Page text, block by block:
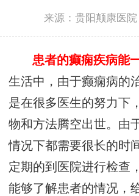
来源：贵阳颠康医院
患者的癫痫疾病能
生活中，由于癫痫病的
是在很多医生的努力下
物和方法腾空出世。由
情况下都需要很长的时
定期的到医院进行检查
能够了解患者的情况，